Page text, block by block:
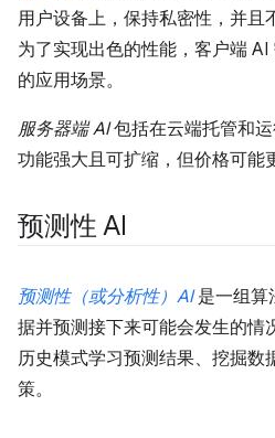
用户设备上，保持私密性，并且
为了实现出色的性能，客户端
的应用场景。
服务器端 AI包括在云端托管和
功能强大且可扩缩，但价格可能
预测性 AI
预测性（或分析性）AI是一组算
据并预测接下来可能会发生的情
历史模式学习预测结果、挖掘数
策。